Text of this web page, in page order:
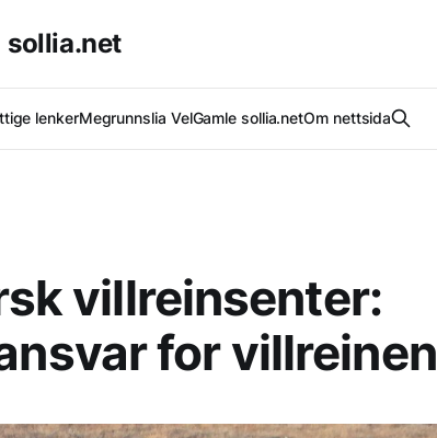
sollia.net
lenkerMegrunnslia VelGamle sollia.netOm nettsida
villreinsenter:
for villreinen